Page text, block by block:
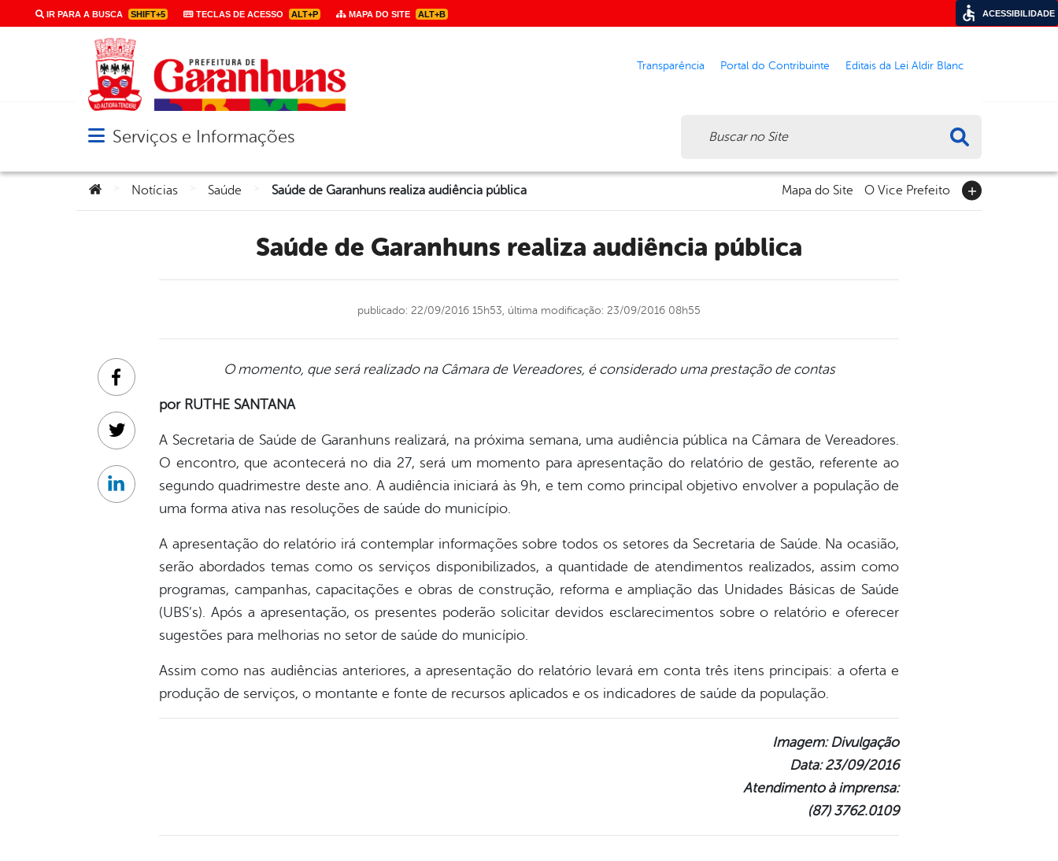
IR PARA A BUSCA SHIFT+5 TECLAS DE ACESSO ALT+P MAPA DO SITE ALT+B
Transparência Portal do Contribuinte Editais da Lei Aldir Blanc
Abrir menu principal de navegação
Serviços e Informações
Você está aqui:
Notícias Saúde Saúde de Garanhuns realiza audiência pública Mapa do Site O Vice Prefeito
Saúde de Garanhuns realiza audiência pública
publicado: 22/09/2016 15h53, última modificação: 23/09/2016 08h55
O momento, que será realizado na Câmara de Vereadores, é considerado uma prestação de contas
por RUTHE SANTANA
A Secretaria de Saúde de Garanhuns realizará, na próxima semana, uma audiência pública na Câmara de Vereadores.
O encontro, que acontecerá no dia 27, será um momento para apresentação do relatório de gestão, referente ao
segundo quadrimestre deste ano. A audiência iniciará às 9h, e tem como principal objetivo envolver a população de
uma forma ativa nas resoluções de saúde do município.
A apresentação do relatório irá contemplar informações sobre todos os setores da Secretaria de Saúde. Na ocasião,
serão abordados temas como os serviços disponibilizados, a quantidade de atendimentos realizados, assim como
programas, campanhas, capacitações e obras de construção, reforma e ampliação das Unidades Básicas de Saúde
(UBS’s). Após a apresentação, os presentes poderão solicitar devidos esclarecimentos sobre o relatório e oferecer
sugestões para melhorias no setor de saúde do município.
Assim como nas audiências anteriores, a apresentação do relatório levará em conta três itens principais: a oferta e
produção de serviços, o montante e fonte de recursos aplicados e os indicadores de saúde da população.
Imagem: Divulgação
Data: 23/09/2016
Atendimento à imprensa:
(87) 3762.0109
Facebook
Twitter
Linkedin
ACESSIBILIDADE